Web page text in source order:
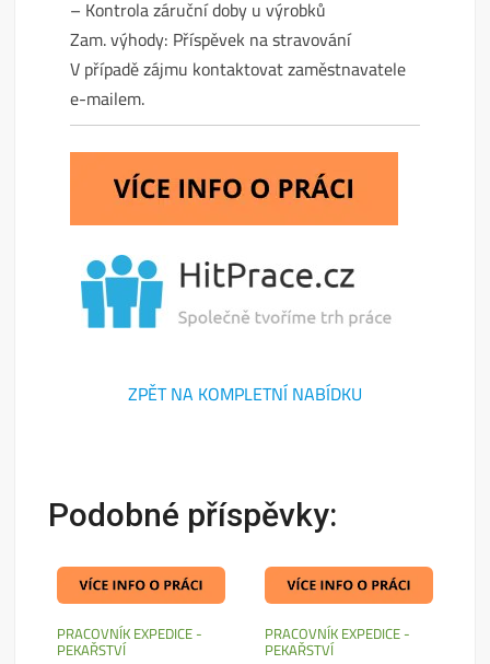
– Kontrola záruční doby u výrobků
Zam. výhody: Příspěvek na stravování
V případě zájmu kontaktovat zaměstnavatele
e-mailem.
ZPĚT NA KOMPLETNÍ NABÍDKU
Podobné příspěvky:
PRACOVNÍK EXPEDICE -
PEKAŘSTVÍ
PRACOVNÍK EXPEDICE -
PEKAŘSTVÍ